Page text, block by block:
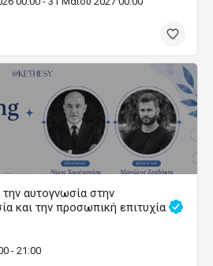
αυτογνωσία στην
και την προσωπική επιτυχία
- 21:00